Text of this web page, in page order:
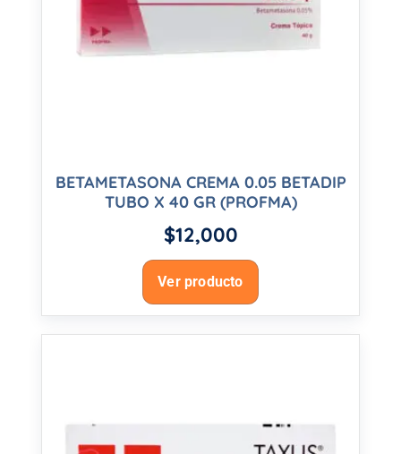
BETAMETASONA CREMA 0.05 BETADIP
TUBO X 40 GR (PROFMA)
$12,000
Ver producto